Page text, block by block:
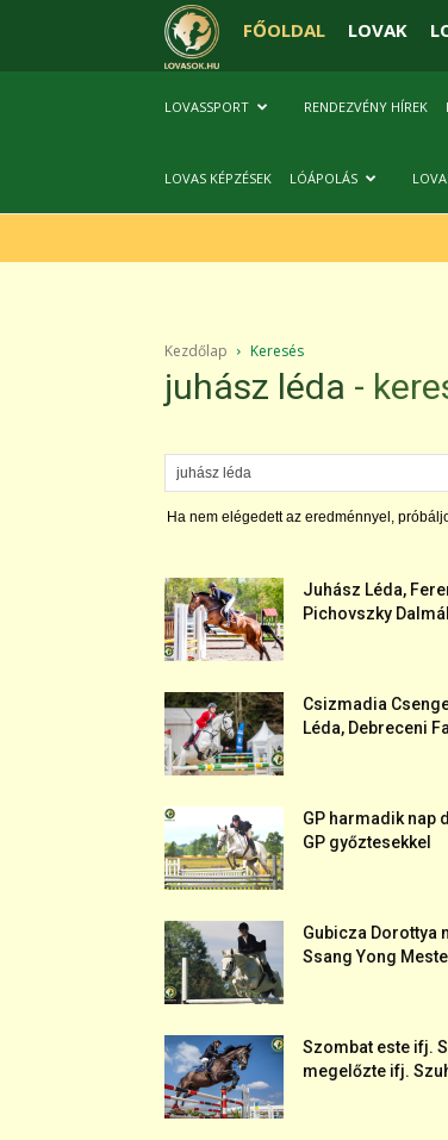
FŐOLDAL LOVAK
LOVASSPORT RENDEZVÉNY HÍREK
LOVAS KÉPZÉSEK LÓÁPOLÁS
Kezdőlap Keresés
juhász léda -
Ha nem elégedett az eredménnyel,
Juhász Léda,
Pichovszky
Csizmadia
Léda, Debreceni
GP harmadik nap
GP győztesekkel
Gubicza Dorottya
Ssang Yong
Szombat este ifj.
megelőzte ifj.